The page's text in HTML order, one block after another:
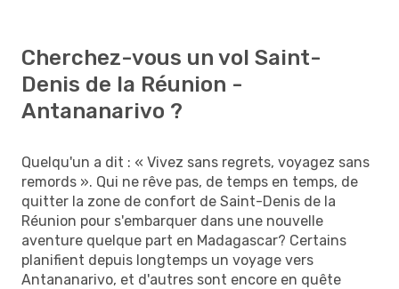
Cherchez-vous un vol Saint-
Denis de la Réunion -
Antananarivo ?
Quelqu'un a dit : « Vivez sans regrets, voyagez sans
remords ». Qui ne rêve pas, de temps en temps, de
quitter la zone de confort de Saint-Denis de la
Réunion pour s'embarquer dans une nouvelle
aventure quelque part en Madagascar? Certains
planifient depuis longtemps un voyage vers
Antananarivo, et d'autres sont encore en quête